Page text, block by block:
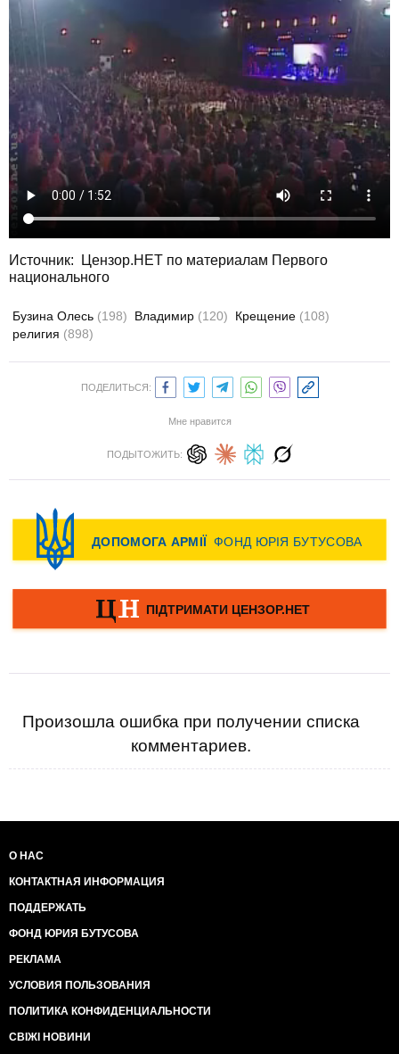
Источник:
Цензор.НЕТ по материалам Первого
национального
Бузина Олесь (198) Владимир (120) Крещение (108)
религия (898)
ПОДЕЛИТЬСЯ:
Мне нравится
ПОДЫТОЖИТЬ:
Произошла ошибка при получении списка
комментариев.
О НАС
КОНТАКТНАЯ ИНФОРМАЦИЯ
ПОДДЕРЖАТЬ
ФОНД ЮРИЯ БУТУСОВА
РЕКЛАМА
УСЛОВИЯ ПОЛЬЗОВАНИЯ
ПОЛИТИКА КОНФИДЕНЦИАЛЬНОСТИ
СВІЖІ НОВИНИ